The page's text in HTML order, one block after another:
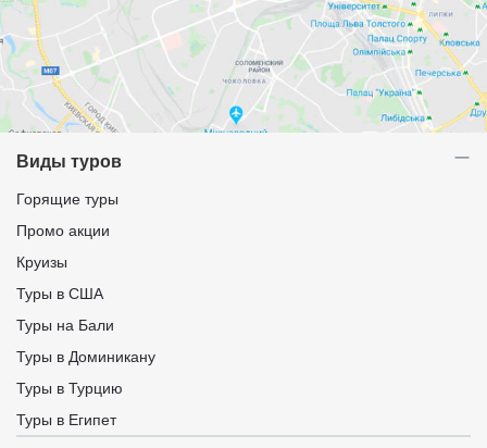
Виды туров
Горящие туры
Промо акции
Круизы
Туры в США
Туры на Бали
Туры в Доминикану
Туры в Турцию
Туры в Египет